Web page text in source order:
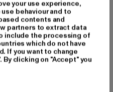
HOMEBOY
x-tra BAGGY
680,86 kr
Nuvarande pris: 680,86 kr
1 154 krKampanjpris: 1 154
your use experience,
behaviour and to
contents and
partners to extract data
include the processing of
which do not have
If you want to change
clicking on "Accept" you